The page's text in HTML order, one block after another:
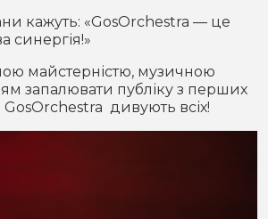
кажуть: «GosOrchestra — це
синергія!»
майстерністю, музичною
запалювати публіку з перших
GosOrchestra дивують всіх!